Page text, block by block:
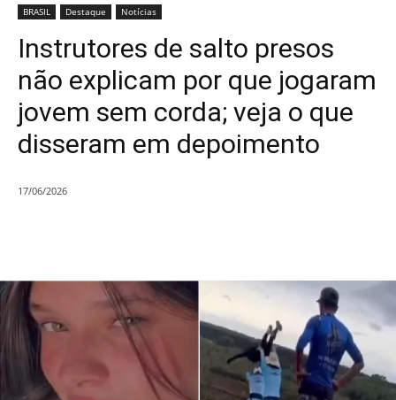
BRASIL Destaque Notícias
Instrutores de salto presos
não explicam por que jogaram
jovem sem corda; veja o que
disseram em depoimento
17/06/2026